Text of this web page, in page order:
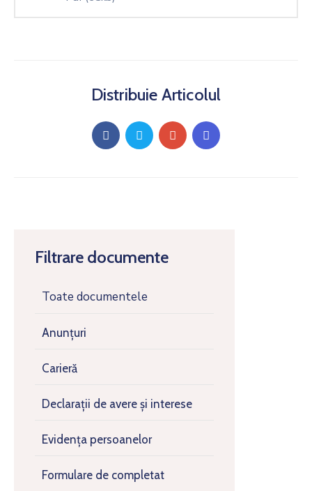
Filtrare documente
Toate documentele
Anunțuri
Carieră
Declarații de avere și interese
Evidența persoanelor
Formulare de completat
Distribuie Articolul